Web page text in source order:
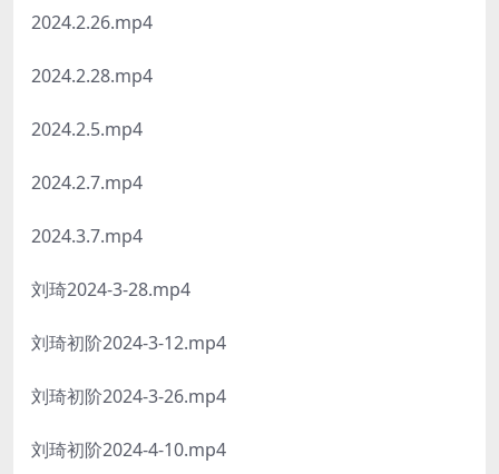
2024.2.26.mp4
2024.2.28.mp4
2024.2.5.mp4
2024.2.7.mp4
2024.3.7.mp4
刘琦2024-3-28.mp4
刘琦初阶2024-3-12.mp4
刘琦初阶2024-3-26.mp4
刘琦初阶2024-4-10.mp4